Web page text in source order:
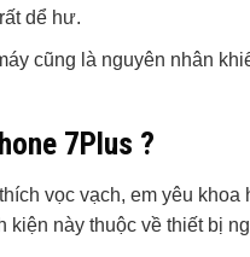
dể hư.
cũng là nguyên nhân
7Plus ?
vọc vạch, em yêu
này thuộc về thiết bị